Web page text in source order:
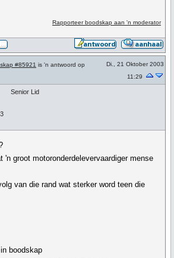
Rapporteer boodskap aan 'n moderator
#85921 is 'n antwoord op
Di., 21 Oktober 2003
11:29
Senior Lid
'n groot motoronderdelevervaardiger mense
van die rand wat sterker word teen die
boodskap